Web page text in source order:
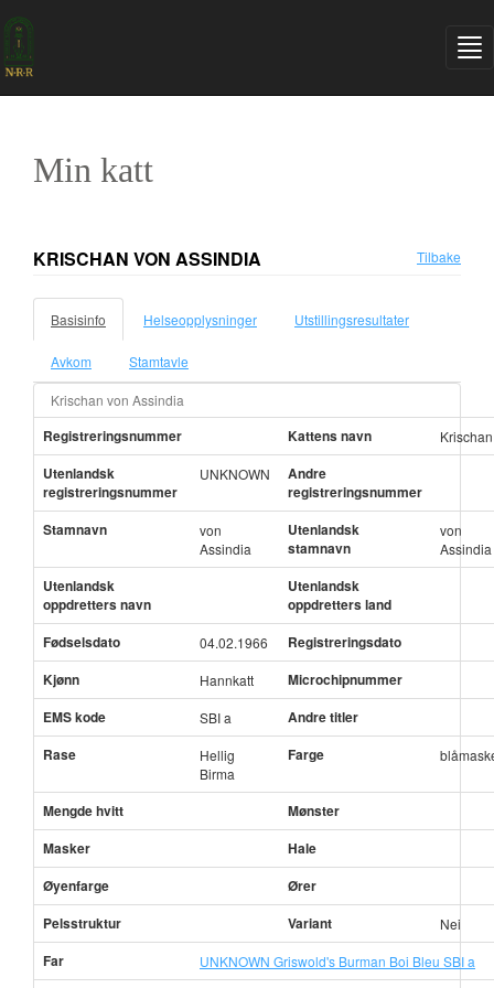
Min katt
KRISCHAN VON ASSINDIA Tilbake
Basisinfo Helseopplysninger Utstillingsresultater
Avkom Stamtavle
Krischan von Assindia
Registreringsnummer Kattens navn Krischan
Utenlandsk
registreringsnummer
UNKNOWN
Andre
registreringsnummer
Stamnavn
von
Assindia
Utenlandsk
stamnavn
von
Assindia
Utenlandsk
oppdretters navn
Utenlandsk
oppdretters land
Fødselsdato
04.02.1966
Registreringsdato
Kjønn
Hannkatt
Microchipnummer
EMS kode
SBI a
Andre titler
Rase
Hellig
Birma
Farge
Mengde hvitt
Mønster
Masker
Hale
Øyenfarge
Ører
Pelsstruktur
Variant Nei
Far UNKNOWN Griswold's Burman Boi Bleu SBI a